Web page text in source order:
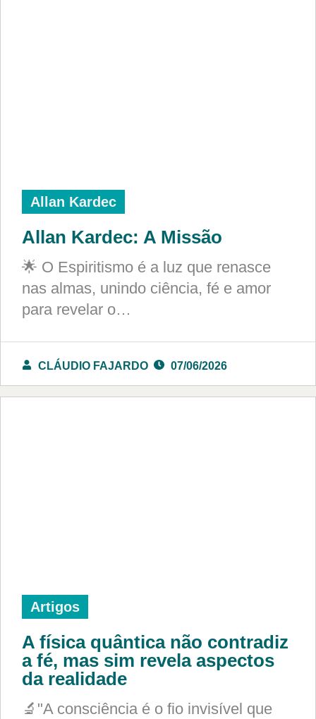
Allan Kardec
Allan Kardec: A Missão
🌟 O Espiritismo é a luz que renasce
nas almas, unindo ciência, fé e amor
para revelar o…
CLÁUDIO FAJARDO 07/06/2026
Artigos
A física quântica não contradiz
a fé, mas sim revela aspectos
da realidade
🔬"A consciência é o fio invisível que